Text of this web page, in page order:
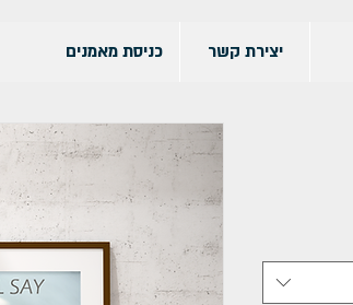
יצירת קשר כניסת מאמנים